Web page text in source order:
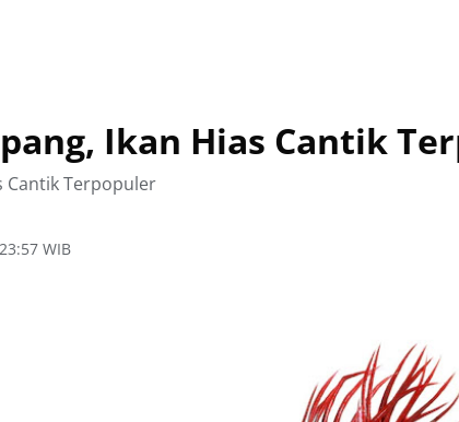
Ikan Hias Cantik
Cantik Terpopuler
WIB